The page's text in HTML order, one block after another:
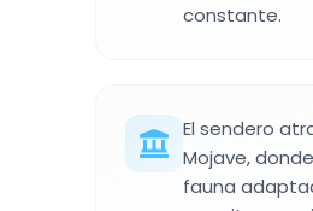
constante.
El sendero
Mojave,
fauna